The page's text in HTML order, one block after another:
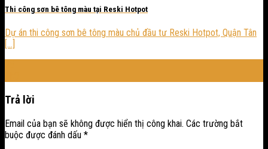
Thi công sơn bê tông màu tại Reski Hotpot
Dự án thi công sơn bê tông màu chủ đầu tư Reski Hotpot, Quận Tân
[...]
Trả lời
Email của bạn sẽ không được hiển thị công khai. Các trường bắt
buộc được đánh dấu *